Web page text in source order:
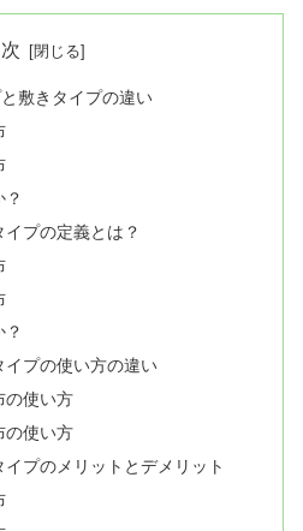
敷きタイプの違い
プの定義とは？
プの使い方の違い
の使い方
の使い方
プのメリットとデメリット